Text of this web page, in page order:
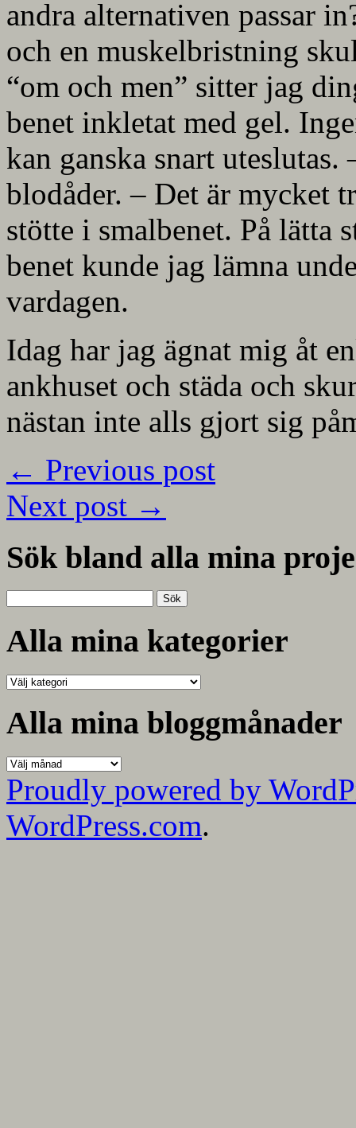
andra alternativen passar
och en muskelbristning
“om och men” sitter jag
benet inkletat med gel.
kan ganska snart
blodåder. – Det är mycket
stötte i smalbenet. På lätta
benet kunde jag lämna
vardagen.
Idag har jag ägnat mig åt
ankhuset och städa och
nästan inte alls gjort sig
← Previous post
Next post →
Sök bland alla mina
efter:
Alla mina kategorier
Alla
kategorier
Alla mina bloggmånader
Alla
mina
bloggmånader
Proudly powered by
WordPress.com.